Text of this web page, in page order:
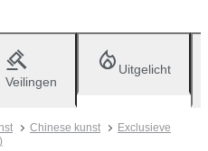
Veilingen
Uitgelicht
Chinese kunst
Exclusieve